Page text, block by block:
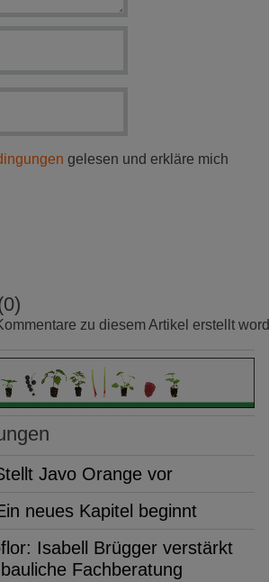
gelesen und erkläre mich
zu diesem Artikel erstellt
Javo Orange vor
neues Kapitel beginnt
Isabell Brügger verstärkt
Fachberatung